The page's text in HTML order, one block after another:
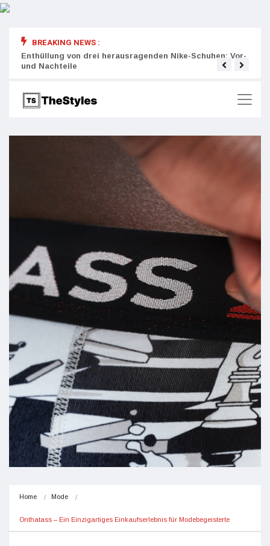
BREAKING NEWS :
Enthüllung von drei herausragenden Nike-Schuhen: Vor-
und Nachteile
Home Mode
Onthatass – Ein Einzigartiges Einkaufserlebnis für Modebegeisterte